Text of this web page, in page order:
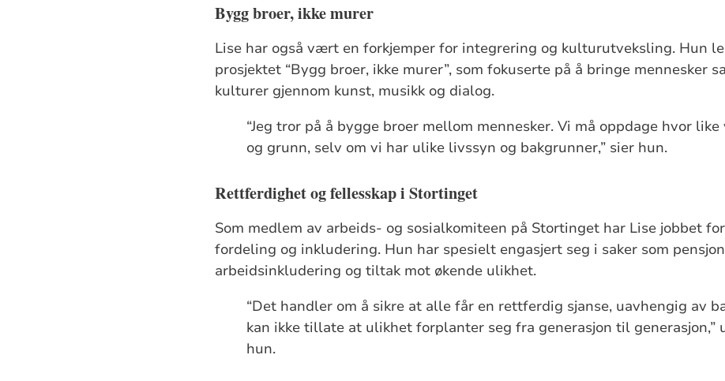
Bygg broer, ikke murer
Lise har også vært en forkjemper for integrering og kulturutveksling. Hun
prosjektet “Bygg broer, ikke murer”, som fokuserte på å bringe mennesker
kulturer gjennom kunst, musikk og dialog.
“Jeg tror på å bygge broer mellom mennesker. Vi må oppdage hvor
og grunn, selv om vi har ulike livssyn og bakgrunner,” sier hun.
Rettferdighet og fellesskap i Stortinget
Som medlem av arbeids- og sosialkomiteen på Stortinget har Lise jobbet
fordeling og inkludering. Hun har spesielt engasjert seg i saker som
arbeidsinkludering og tiltak mot økende ulikhet.
“Det handler om å sikre at alle får en rettferdig sjanse, uavhengig av
kan ikke tillate at ulikhet forplanter seg fra generasjon til generasjon,”
hun.